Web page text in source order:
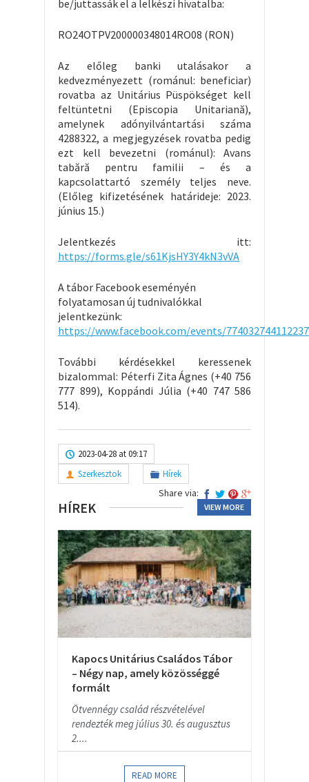
be/juttassák el a lelkészi hivatalba:
RO24OTPV200000348014RO08 (RON)
Az előleg banki utalásakor a
kedvezményezett (románul: beneficiar)
rovatba az Unitárius Püspökséget kell
feltüntetni (Episcopia Unitariană),
amelynek adónyilvántartási száma
4288322, a megjegyzések rovatba pedig
ezt kell bevezetni (románul): Avans
tabără pentru familii – és a
kapcsolattartó személy teljes neve.
(Előleg kifizetésének határideje: 2023.
június 15.)
Jelentkezés itt:
https://forms.gle/s61KjsHY3Y4kN3vVA
A tábor Facebook eseményén
folyatamosan új tudnivalókkal
jelentkezünk:
https://www.facebook.com/events/774032744112237
További kérdésekkel keressenek
bizalommal: Péterfi Zita Ágnes (+40 756
777 899), Koppándi Júlia (+40 747 586
514).
2023-04-28 at 09:17
Szerkesztok
Hírek
Share via:
HÍREK VIEW MORE
Kapocs Unitárius Családos Tábor
– Négy nap, amely közösséggé
formált
Ötvennégy család részvételével
rendezték meg július 30. és augusztus
2....
READ MORE